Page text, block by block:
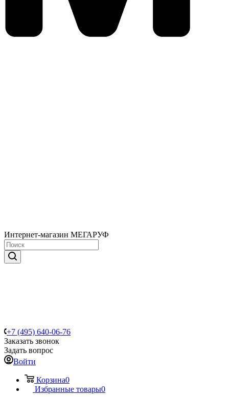
Интернет-магазин МЕГАРУФ
+7 (495) 640-06-76
Заказать звонок
Задать вопрос
Войти
Корзина0
Избранные товары0